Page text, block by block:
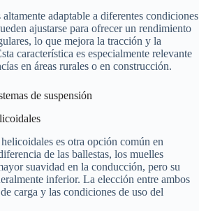
adaptable a diferentes condiciones
ajustarse para ofrecer un rendimiento
lo que mejora la tracción y la
característica es especialmente relevante
en áreas rurales o en construcción.
de suspensión
es otra opción común en
de las ballestas, los muelles
suavidad en la conducción, pero su
inferior. La elección entre ambos
carga y las condiciones de uso del